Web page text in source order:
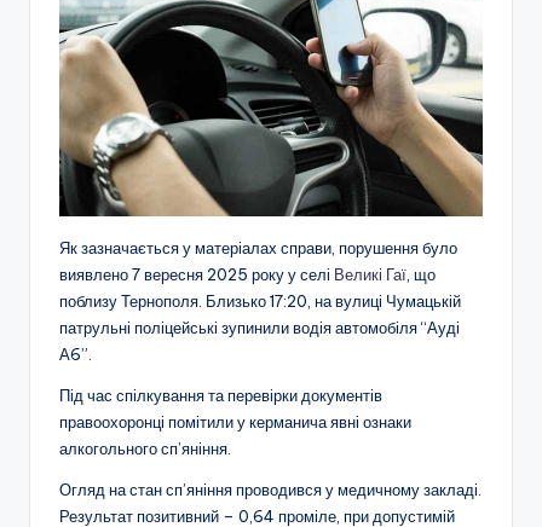
Як зазначається у матеріалах справи, порушення було
виявлено 7 вересня 2025 року у селі Великі Гаї , що
поблизу Тернополя. Близько 17:20, на вулиці Чумацькій
патрульні поліцейські зупинили водія автомобіля “Ауді
А6”.
Під час спілкування та перевірки документів
правоохоронці помітили у керманича явні ознаки
алкогольного сп’яніння.
Огляд на стан сп’яніння проводився у медичному закладі.
Результат позитивний – 0,64 проміле, при допустимій